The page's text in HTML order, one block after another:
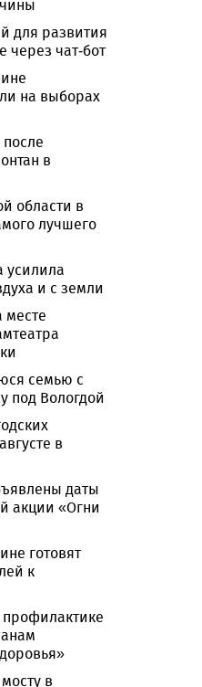
для развития
через чат-бот
на выборах
в
области в
лучшего
усилила
и с земли
месте
семью с
под Вологдой
в
даты
акции «Огни
готовят
к
в